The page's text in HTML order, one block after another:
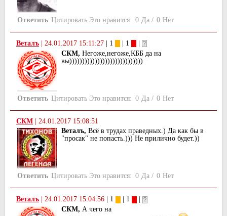
Ответить Цитировать Это нравится: 0 Да / 0 Нет
Веталъ | 24.01.2017 15:11:27 | 1 | 1
|
СКМ, Негоже,негоже,КББ да на
вы)))))))))))))))))))))))))))))
Ответить Цитировать Это нравится: 0 Да / 0 Нет
СКМ
24.01.2017 15:08:51
Веталъ, Всё в трудах праведных.) Да как бы в
"просак" не попасть.))) Не прилично будет.))
Ответить Цитировать Это нравится: 0 Да / 0 Нет
Веталъ 24.01.2017 15:04:56 | 1 | 1
СКМ, А чего на